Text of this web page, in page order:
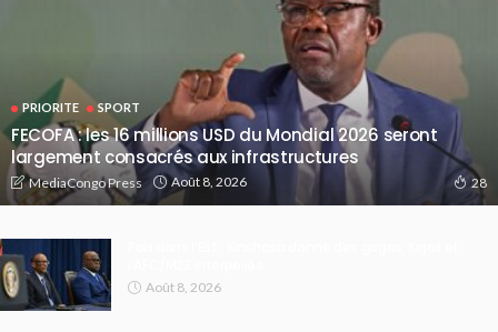
PRIORITE SPORT
FECOFA : les 16 millions USD du Mondial 2026 seront
largement consacrés aux infrastructures
MediaCongo Press Août 8, 2026 28
Août 8, 2026